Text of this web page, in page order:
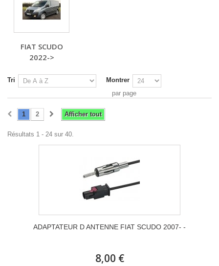
FIAT SCUDO
2022->
Tri
Montrer
par page
Afficher tout
1 2
Résultats 1 - 24 sur 40.
ADAPTATEUR D ANTENNE FIAT SCUDO 2007- -
8,00 €